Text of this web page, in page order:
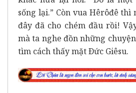
sống lại.” Còn vua Hêrôđê thì
đây đã cho chém đầu rồi!
mà ta nghe đồn những
tìm cách thấy mặt Ðức Giêsu.